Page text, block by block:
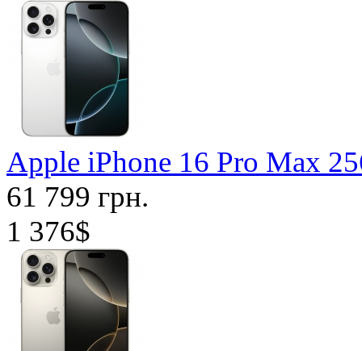
Apple iPhone 16 Pro Max
61 799 грн.
1 376$